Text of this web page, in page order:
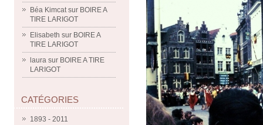
Béa Kimcatsur BOIRE A
TIRE LARIGOT
Elisabeth sur BOIRE A
TIRE LARIGOT
laura sur BOIRE A TIRE
LARIGOT
CATÉGORIES
1893 - 2011